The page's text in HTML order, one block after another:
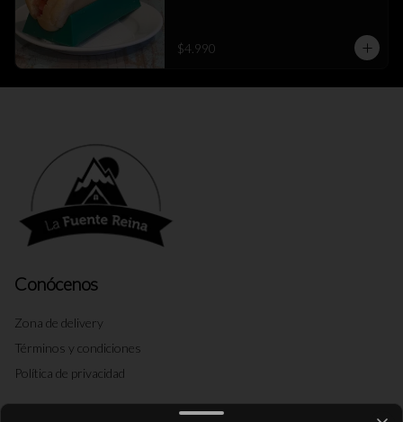
$4.990
Conócenos
Zona de delivery
Términos y condiciones
Política de privacidad